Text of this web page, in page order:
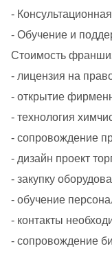
-
- Обучение и
Стоимость
- лицензия на
- открытие
- технология
- сопровождение
- дизайн проект
- закупку
- обучение
- контакты
- сопровождение